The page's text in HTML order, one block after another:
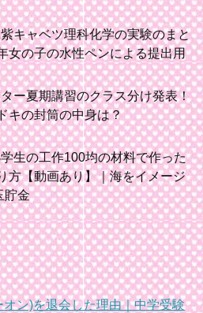
キャベツ理科化学の実験のまと
女の子の水性ペンによる提出用
ー夏期講習のクラス分け発表！
キの封筒の中身は？
生の工作100均の材料で作った
方【動画あり】｜海をイメージ
貯金
ン)を退会した理由｜中学受験